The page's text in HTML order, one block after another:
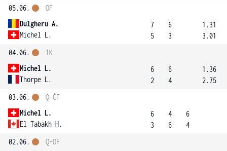
05.06.
Dulgheru A.
Michel L.
OF
7
5
6
3
1.31
3.01
04.06.
Michel L.
Thorpe L.
1K
6
2
6
4
1.36
2.75
03.06.
Michel L.
El Tabakh H.
Q-ČF
6
3
4
6
6
4
02.06.
Q-OF